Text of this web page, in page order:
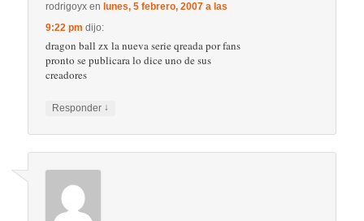
rodrigoyx en lunes, 5 febrero, 2007 a las
9:22 pm dijo:
dragon ball zx la nueva serie qreada por fans
pronto se publicara lo dice uno de sus
creadores
Responder ↓